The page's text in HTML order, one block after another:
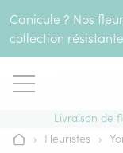
Canicule ? Nos
collection
Livraison de
Accueil
› Fleuristes ›